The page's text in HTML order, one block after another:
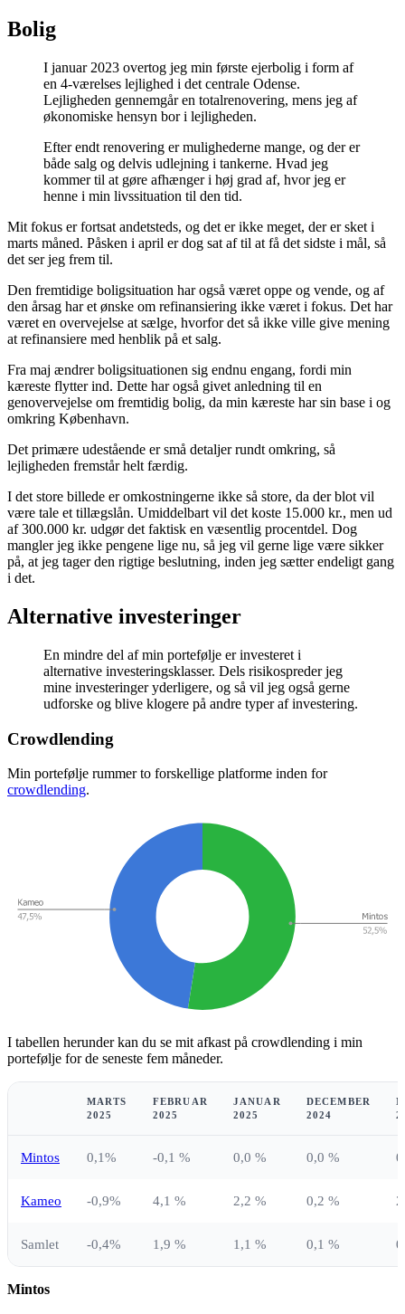
Bolig
I januar 2023 overtog jeg min første ejerbolig i form af
en 4-værelses lejlighed i det centrale Odense.
Lejligheden gennemgår en totalrenovering, mens jeg af
økonomiske hensyn bor i lejligheden.
Efter endt renovering er mulighederne mange, og der er
både salg og delvis udlejning i tankerne. Hvad jeg
kommer til at gøre afhænger i høj grad af, hvor jeg er
henne i min livssituation til den tid.
Mit fokus er fortsat andetsteds, og det er ikke meget, der er sket i
marts måned. Påsken i april er dog sat af til at få det sidste i mål, så
det ser jeg frem til.
Den fremtidige boligsituation har også været oppe og vende, og af
den årsag har et ønske om refinansiering ikke været i fokus. Det har
været en overvejelse at sælge, hvorfor det så ikke ville give mening
at refinansiere med henblik på et salg.
Fra maj ændrer boligsituationen sig endnu engang, fordi min
kæreste flytter ind. Dette har også givet anledning til en
genovervejelse om fremtidig bolig, da min kæreste har sin base i og
omkring København.
Det primære udestående er små detaljer rundt omkring, så
lejligheden fremstår helt færdig.
I det store billede er omkostningerne ikke så store, da der blot vil
være tale et tillægslån. Umiddelbart vil det koste 15.000 kr., men ud
af 300.000 kr. udgør det faktisk en væsentlig procentdel. Dog
mangler jeg ikke pengene lige nu, så jeg vil gerne lige være sikker
på, at jeg tager den rigtige beslutning, inden jeg sætter endeligt gang
i det.
Alternative investeringer
En mindre del af min portefølje er investeret i
alternative investeringsklasser. Dels risikospreder jeg
mine investeringer yderligere, og så vil jeg også gerne
udforske og blive klogere på andre typer af investering.
Crowdlending
Min portefølje rummer to forskellige platforme inden for
crowdlending.
I tabellen herunder kan du se mit afkast på crowdlending i min
portefølje for de seneste fem måneder.
MARTS
2025
FEBRUAR
2025
JANUAR
2025
DECEMBER
2024
Mintos 0,1% -0,1 % 0,0 % 0,0 %
Kameo -0,9% 4,1 % 2,2 % 0,2 %
Samlet -0,4% 1,9 % 1,1 % 0,1 %
Mintos